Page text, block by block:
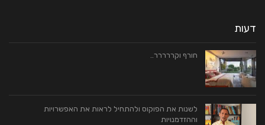
דעות
חורף וקררררר..
לשנות את הפוקוס ולהתחיל לראות את האפשרויות
וההזדמנויות